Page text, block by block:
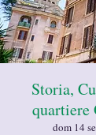
Storia,
quartiere
dom 14